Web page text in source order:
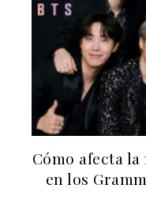
Cómo afecta
en los